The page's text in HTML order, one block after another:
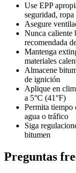
Use EPP
seguridad, ropa
Asegure
Nunca caliente
recomendada
Mantenga
materiales
Almacene
de ignición
Aplique en
a 5°C (41°F)
Permita tiempo
agua o tráfico
Siga
bitumen
Preguntas